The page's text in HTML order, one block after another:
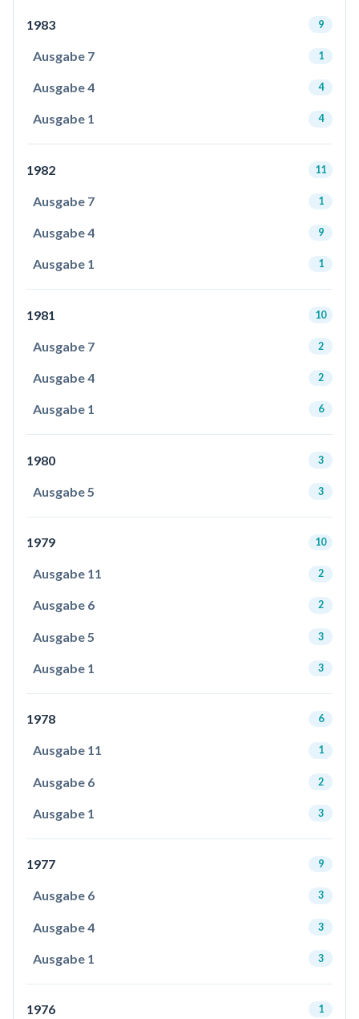
1983 9
Ausgabe 7 1
Ausgabe 4 4
Ausgabe 1 4
1982 11
Ausgabe 7 1
Ausgabe 4 9
Ausgabe 1 1
1981 10
Ausgabe 7 2
Ausgabe 4 2
Ausgabe 1 6
1980 3
Ausgabe 5 3
1979 10
Ausgabe 11 2
Ausgabe 6 2
Ausgabe 5 3
Ausgabe 1 3
1978 6
Ausgabe 11 1
Ausgabe 6 2
Ausgabe 1 3
1977 9
Ausgabe 6 3
Ausgabe 4 3
Ausgabe 1 3
1976 1